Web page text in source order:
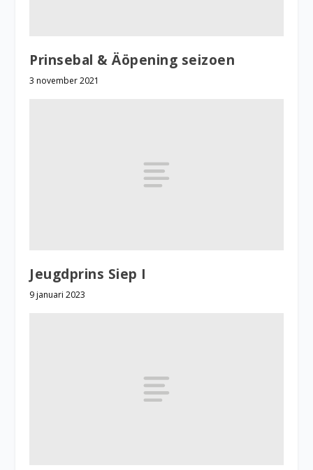
Prinsebal & Äöpening seizoen
3 november 2021
Jeugdprins Siep I
9 januari 2023